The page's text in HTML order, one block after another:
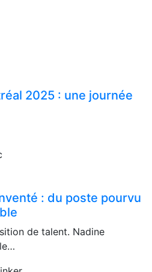
2025 : une journée
: du poste pourvu
de talent. Nadine